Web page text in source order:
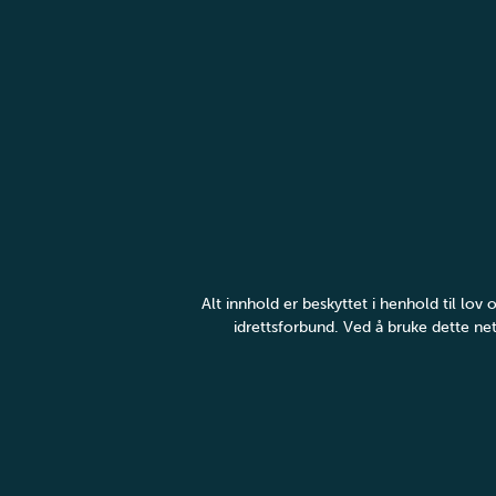
Alt innhold er beskyttet i henhold til lov
idrettsforbund. Ved å bruke dette